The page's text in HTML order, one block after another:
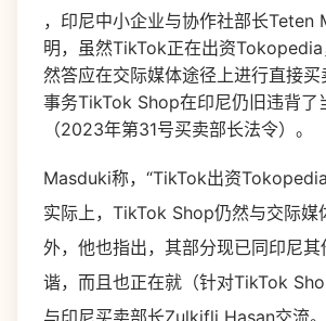
，印尼中小企业与协作社部长Teten
明，虽然TikTok正在出资Tokopedia
然答应在交际媒体途径上进行直接
事务TikTok Shop在印尼仍旧违背了
（2023年第31号买卖部长法令）。
Masduki称，“TikTok出资Tokopedia
实际上，TikTok Shop仍然与交际媒
外，他也指出，其部分现已同印尼
谐，而且也正在就（针对TikTok
与印尼买卖部长Zulkifli Hasan交流。